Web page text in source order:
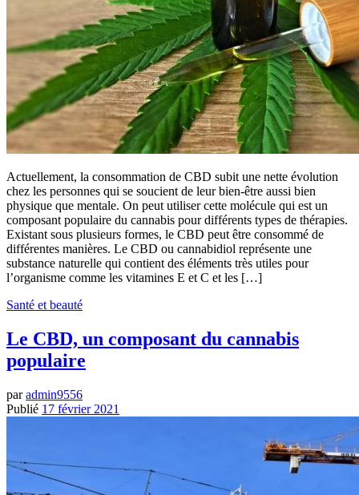
Actuellement, la consommation de CBD subit une nette évolution
chez les personnes qui se soucient de leur bien-être aussi bien
physique que mentale. On peut utiliser cette molécule qui est un
composant populaire du cannabis pour différents types de thérapies.
Existant sous plusieurs formes, le CBD peut être consommé de
différentes manières. Le CBD ou cannabidiol représente une
substance naturelle qui contient des éléments très utiles pour
l’organisme comme les vitamines E et C et les […]
Santé et beauté
Le CBD, un composant du cannabis
populaire
paradmin9556
Publié 17 février 2021